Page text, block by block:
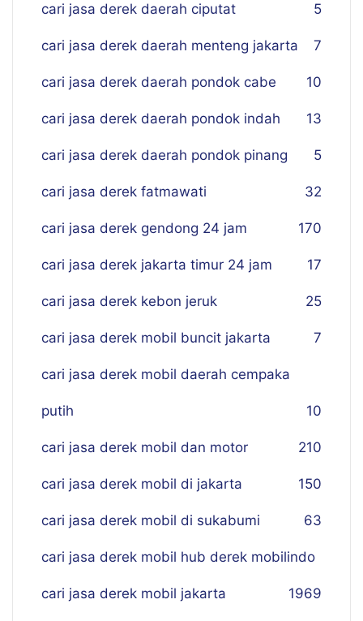
cari jasa derek daerah ciputat 5
cari jasa derek daerah menteng jakarta 7
cari jasa derek daerah pondok cabe 10
cari jasa derek daerah pondok indah 13
cari jasa derek daerah pondok pinang 5
cari jasa derek fatmawati 32
cari jasa derek gendong 24 jam 170
cari jasa derek jakarta timur 24 jam 17
cari jasa derek kebon jeruk 25
cari jasa derek mobil buncit jakarta 7
cari jasa derek mobil daerah cempaka
putih 10
cari jasa derek mobil dan motor 210
cari jasa derek mobil di jakarta 150
cari jasa derek mobil di sukabumi 63
cari jasa derek mobil hub derek mobilindo
69
cari jasa derek mobil jakarta 19